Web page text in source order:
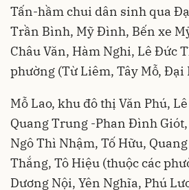
Tấn-hầm chui dân sinh qua
Trần Bình, Mỹ Đình, Bến xe
Châu Văn, Hàm Nghi, Lê Đức
phường (Từ Liêm, Tây Mỗ, Đại
Mỗ Lao, khu đô thị Văn Phú,
Quang Trung -Phan Đình
Ngô Thì Nhậm, Tố Hữu,
Thắng, Tô Hiệu (thuộc các
Dương Nội, Yên Nghĩa, Phú